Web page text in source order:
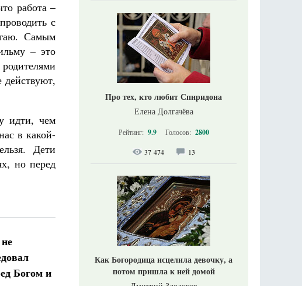
работа –
с
Самым
– это
действуют,
идти, чем
в какой-
Дети
но перед
Богом и
Про тех, кто любит Спиридона
Елена Долгачёва
Рейтинг: 9.9 Голосов: 2800
37 474 13
Как Богородица исцелила девочку, а
потом пришла к ней домой